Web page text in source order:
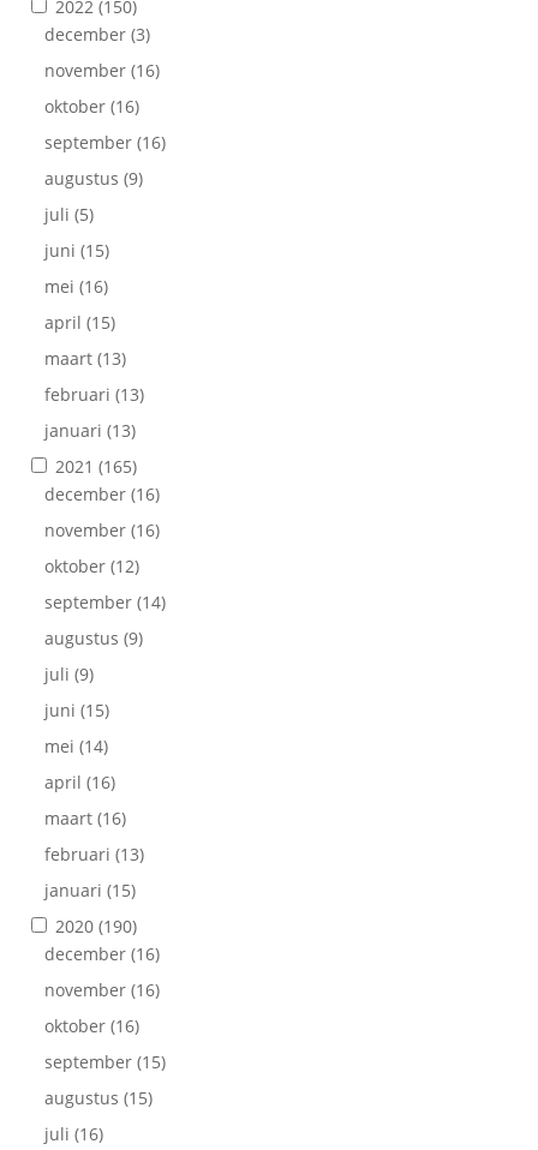
2022 (150)
december (3)
november (16)
oktober (16)
september (16)
augustus (9)
juli (5)
juni (15)
mei (16)
april (15)
maart (13)
februari (13)
januari (13)
2021 (165)
december (16)
november (16)
oktober (12)
september (14)
augustus (9)
juli (9)
juni (15)
mei (14)
april (16)
maart (16)
februari (13)
januari (15)
2020 (190)
december (16)
november (16)
oktober (16)
september (15)
augustus (15)
juli (16)